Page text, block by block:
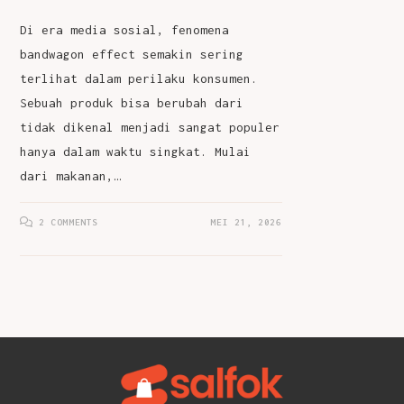
Di era media sosial, fenomena
bandwagon effect semakin sering
terlihat dalam perilaku konsumen.
Sebuah produk bisa berubah dari
tidak dikenal menjadi sangat populer
hanya dalam waktu singkat. Mulai
dari makanan,…
2 COMMENTS MEI 21, 2026